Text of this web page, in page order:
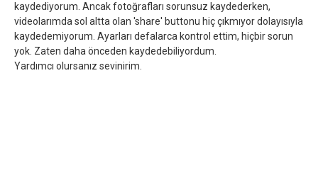
kaydediyorum. Ancak fotoğrafları sorunsuz kaydederken,
videolarımda sol altta olan 'share' buttonu hiç çıkmıyor dolayısıyla
kaydedemiyorum. Ayarları defalarca kontrol ettim, hiçbir sorun
yok. Zaten daha önceden kaydedebiliyordum.
Yardımcı olursanız sevinirim.